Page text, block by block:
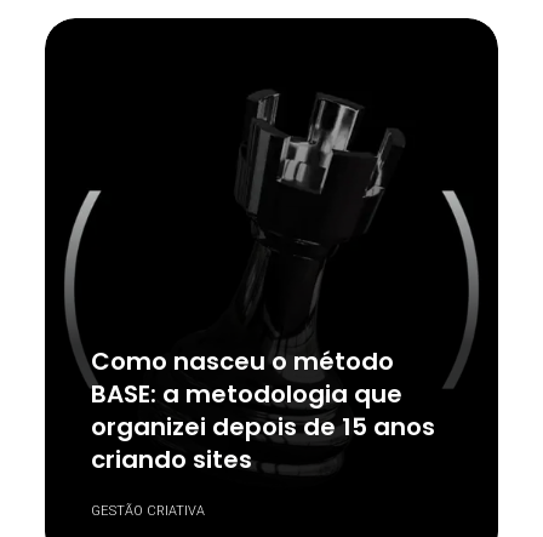
Como nasceu o método
BASE: a metodologia que
organizei depois de 15 anos
criando sites
GESTÃO CRIATIVA